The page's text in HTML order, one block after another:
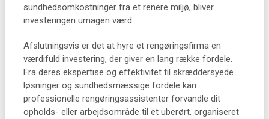
sundhedsomkostninger fra et renere miljø, bliver
investeringen umagen værd.
Afslutningsvis er det at hyre et rengøringsfirma en
værdifuld investering, der giver en lang række fordele.
Fra deres ekspertise og effektivitet til skræddersyede
løsninger og sundhedsmæssige fordele kan
professionelle rengøringsassistenter forvandle dit
opholds- eller arbejdsområde til et uberørt, organiseret